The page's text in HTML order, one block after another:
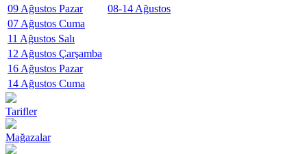
09 Ağustos Pazar
08-14 Ağustos
07 Ağustos Cuma
11 Ağustos Salı
12 Ağustos Çarşamba
16 Ağustos Pazar
14 Ağustos Cuma
Tarifler
Mağazalar